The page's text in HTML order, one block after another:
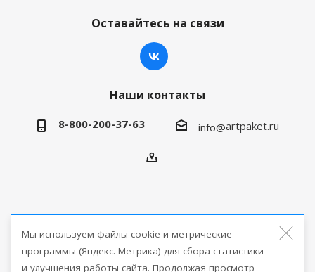
Оставайтесь на связи
Наши контакты
8-800-200-37-63 info@artpaket.ru
продукции
Мы используем файлы cookie и метрические
программы (Яндекс. Метрика) для сбора статистики
и улучшения работы сайта. Продолжая просмотр